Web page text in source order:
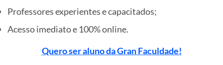
Professores experientes e capacitados;
Acesso imediato e 100% online.
Quero ser aluno da Gran Faculdade!